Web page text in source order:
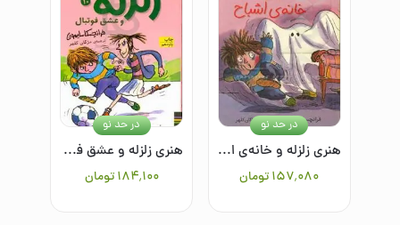
هنری زلزله و خانه‌ی اشباح 5
۱۵۷٬۰۸۰تومان
در حد نو
هنری زلزله و عشق فوتبال 10
۱۸۴٬۱۰۰ تومان
در حد نو